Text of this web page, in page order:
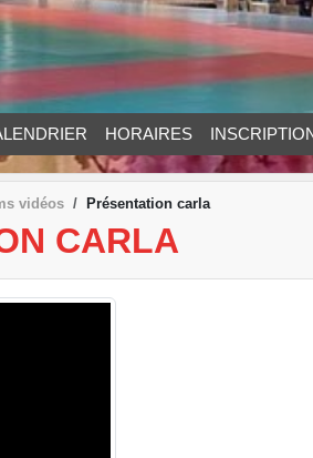
HORAIRES
vidéos Présentation carla
CARLA